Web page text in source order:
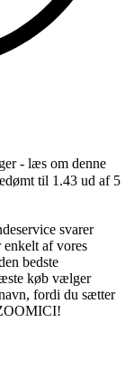
- læs om denne
til 1.43 ud af 5
svarer
af vores
bedste
køb vælger
fordi du sætter